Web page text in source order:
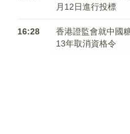
月12日進行投標
16:28
香港證監會就中國
13年取消資格令